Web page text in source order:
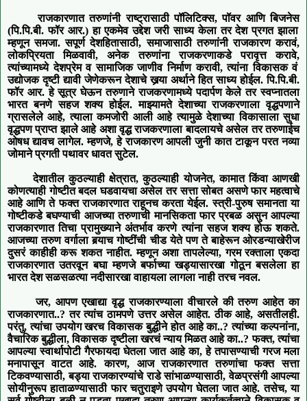
राजकारणात तरुणांनी राष्ट्रासाठी पॉलिटिक्स, पॉवर आणि बिजनेस
(पि.पि.बी. फॉर आर.)हा एकमेव उद्देश जरी साध्य केला तर देश प्रगत झाला
म्हणून समजा.सपूर्ण देशहितासाठी, समाजासाठी तरुणांनी राजकारण करावं,
लोकप्रियता मिळवावी, अनेक तरुणांना राजकरणाकडे परावृत्त करावे,
त्यांच्यामध्ये देशप्रेम व सामाजिक जाणीव निर्माण करावी,त्यांना विकासक वं
उद्योजकदृष्टी द्यावी जेणेकरून देशाचे खर्‍या अर्थाने हित साध्य होईल.पि.पि.बी.
फॉर आर.हे सूत्र घेऊन तरुणाने राजकरणामध्ये पदार्पण केलेतर स्वप्नातला
भारत बनणे सहज शक्य होईल. माझ्यामतेदेशाच्या राजकरणाला वृद्धपणाने
ग्रासलेले आहे, त्याला कमजोरी आली आहे त्यामुळे देशाच्या विकासाला सुधा
वृद्धपण प्राप्त झाले आहे अशा वृद्धराजकरणाला बादलायचेअसेल तर तरुणाईच
ओषध द्यावचलागेल.म्हणजे,हे राजकारण आपली जुनी कात टाकून परत नव्या
जोमाने प्रगती पथावर धावत सुटेल.
देशातीलकुठल्याहीक्षेत्रात, कुठल्याहीयोजनेत,कामात किंवा आणखी
कोणत्याही गोष्टीत बदलघडवायचाअसेल तर सत्तासोबत असणेफार महत्वाचे
आहेआणितेफक्तराजकारणात राहूनच करता येईल. स्त्री-पुरुष समानता या
गोष्टीकडे बघण्याची आजच्या तरुणाची मानसिकता फार प्रबळ असुन आपल्या
राजकारणात तिचाप्रामुख्याने अंतर्भावकरणे त्यांना सहजशक्य होऊ शकते.
आजच्या तरुण वर्गाला बर्‍याच गोष्टींचीचीड येते पण ते बाहेरून ओरडन्याखेरीज
दुसरं काहीहीकरू शकत नाहीत.म्हणून अशा तापलेल्या,गरम रक्ताला एकदा
राजकारणात उतरवून बघा म्हणजे बर्फाच्या खड्यासारखा गोठून बसलेला हा
भारत देश सळसळत्या नदीसारखा वाहायला लागला नाही तरच नवल.
जर,आपण एखाद्या वृद्ध राजकारण्याला वीचारले की तरुण आहेत का
राजकारणात..? तरत्यांचठामपणे उत्तर असेल आहेत. ठीक आहे, असतीलही.
परंतु, त्यांचा उपयोग खरच विकासक बुद्धीने होत आहे का..? त्यांच्या कल्पनांना,
वैचारिक बुद्धीला,विकासक दृष्टीला खरचं न्याय मिळत आहे का..? फक्त,त्यांचा
आपल्या स्वार्थापोटीगैरफायदाघेतला जात आहे का,हे तपासण्याची गरज मला
मनापासून वाटत आहे. कारण,आज राजकारणात तरुणांचा फक्त सत्ता
टिकवण्यासाठी, बड्या राजकारण्यांचे राडे सांभाळण्यासाठी, वेळप्रसंगी आपल्या
सोयीनुरूप हाताळण्यासाठी फार चतुराइणे उपयोग घेतला जात आहे. तसेच,या